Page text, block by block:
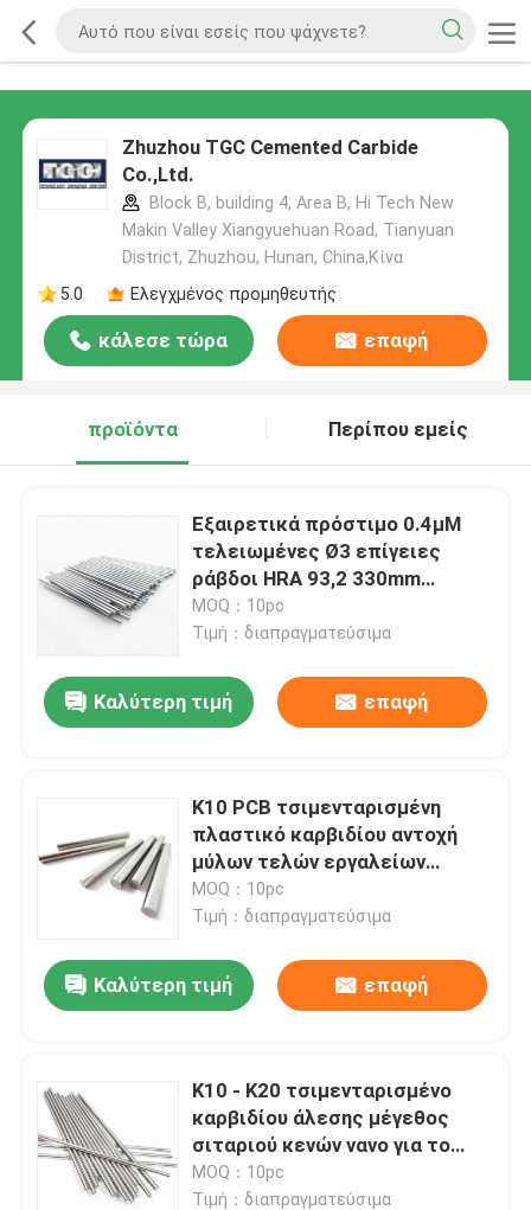
Zhuzhou TGC Cemented Carbide
Co.,Ltd.
Block B, building 4, Area B, Hi Tech New
Makin Valley Xiangyuehuan Road, Tianyuan
District, Zhuzhou, Hunan, China,Κίνα
5.0
Ελεγχμένος προμηθευτής
κάλεσε τώρα επαφή
προϊόντα Περίπου εμείς
Εξαιρετικά πρόστιμο 0.4μM
τελειωμένες Ø3 επίγειες
ράβδοι HRA 93,2 330mm
ράβδων καρβιδίου βολφραμίου
MOQ：10pc
Τιμή：διαπραγματεύσιμα
Καλύτερη τιμή επαφή
K10 PCB τσιμενταρισμένη
πλαστικό καρβιδίου αντοχή
μύλων τελών εργαλείων
στερεά
MOQ：10pc
Τιμή：διαπραγματεύσιμα
Καλύτερη τιμή επαφή
K10 - K20 τσιμενταρισμένο
καρβιδίου άλεσης μέγεθος
σιταριού κενών νανο για το
χάλυβα
MOQ：10pc
Τιμή：διαπραγματεύσιμα